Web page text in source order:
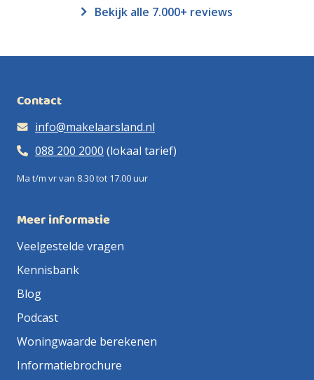
Bekijk alle 7.000+ reviews
Contact
info@makelaarsland.nl
088 200 2000 (lokaal tarief)
Ma t/m vr van 8.30 tot 17.00 uur
Meer informatie
Veelgestelde vragen
Kennisbank
Blog
Podcast
Woningwaarde berekenen
Informatiebrochure